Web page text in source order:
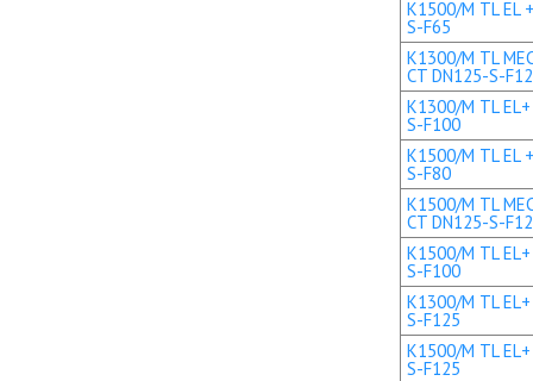
K1500/M TL EL
S-F65
K1300/M TL
CT DN125-S-
K1300/M TL
S-F100
K1500/M TL EL
S-F80
K1500/M TL
CT DN125-S-
K1500/M TL
S-F100
K1300/M TL
S-F125
K1500/M TL
S-F125